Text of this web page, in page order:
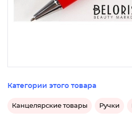
Категории этого товара
Канцелярские товары Ручки